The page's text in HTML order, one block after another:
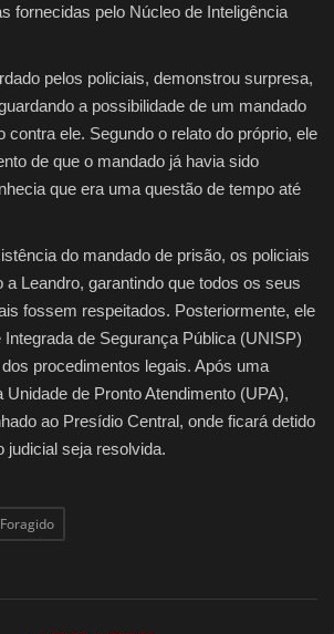
fornecidas pelo Núcleo de Inteligência
pelos policiais, demonstrou surpresa,
a possibilidade de um mandado
contra ele. Segundo o relato do próprio, ele
de que o mandado já havia sido
que era uma questão de tempo até
do mandado de prisão, os policiais
Leandro, garantindo que todos os seus
fossem respeitados. Posteriormente, ele
de Segurança Pública (UNISP)
procedimentos legais. Após uma
de Pronto Atendimento (UPA),
ao Presídio Central, onde ficará detido
judicial seja resolvida.